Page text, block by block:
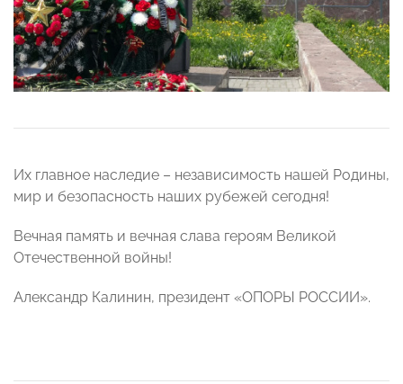
Их главное наследие – независимость нашей Родины,
мир и безопасность наших рубежей сегодня!
Вечная память и вечная слава героям Великой
Отечественной войны!
Александр Калинин, президент «ОПОРЫ РОССИИ».